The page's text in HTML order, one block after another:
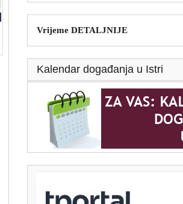
Vrijeme DETALJNIJE
Kalendar događanja u Istri
T-portal.hr
vode i tla te ostavke upletenih